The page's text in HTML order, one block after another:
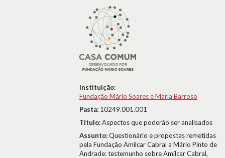
Instituição:
Fundação Mário Soares e Maria Barroso
Pasta: 10249.001.001
Título:Aspectos que poderão ser analisados
Assunto:Questionário e propostas remetidas
pela Fundação Amílcar Cabral a Mário Pinto de
Andrade: testemunho sobre Amílcar Cabral,